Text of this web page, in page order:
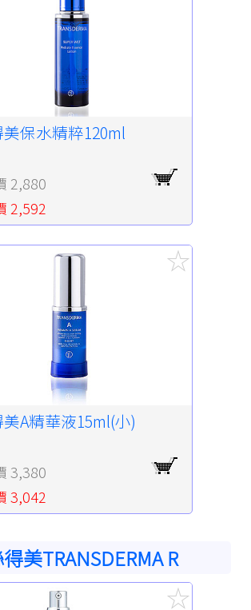
保水精粹120ml
2,880
2,592
A精華液15ml(小)
3,380
3,042
美TRANSDERMA R